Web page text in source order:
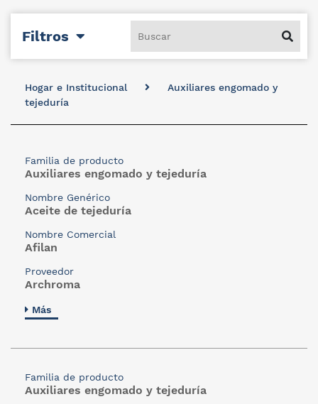
Filtros
Hogar e Institucional
Auxiliares engomado y
tejeduría
Familia de producto
Auxiliares engomado y tejeduría
Nombre Genérico
Aceite de tejeduría
Nombre Comercial
Afilan
Proveedor
Archroma
Más
Familia de producto
Auxiliares engomado y tejeduría